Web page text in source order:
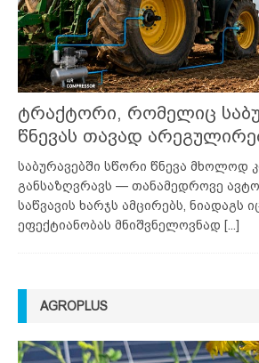
ტრაქტორი, რომელიც
წნევას თავად
საბურავებში სწორი წნევა მხოლოდ
განსაზღვრავს — თანამედროვე
საწვავის ხარჯს ამცირებს, ნიადაგს
ეფექტიანობას მნიშვნელოვნად [...]
AGROPLUS